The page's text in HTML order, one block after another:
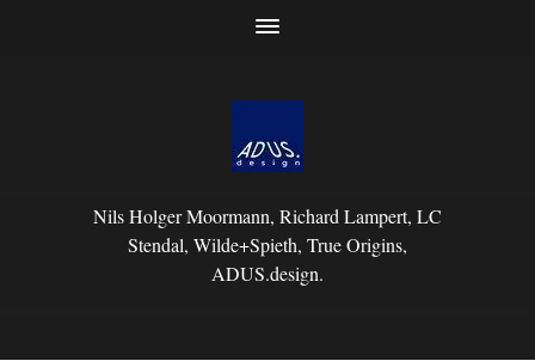
Nils Holger Moormann, Richard Lampert, LC
Stendal, Wilde+Spieth, True Origins,
ADUS.design.